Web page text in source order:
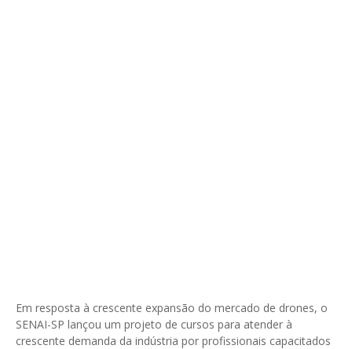
Em resposta à crescente expansão do mercado de drones, o
SENAI-SP lançou um projeto de cursos para atender à
crescente demanda da indústria por profissionais capacitados